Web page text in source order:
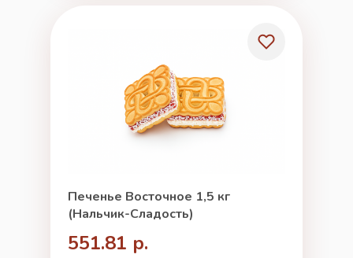
Печенье Восточное 1,5 кг
(Нальчик-Сладость)
551.81 р.